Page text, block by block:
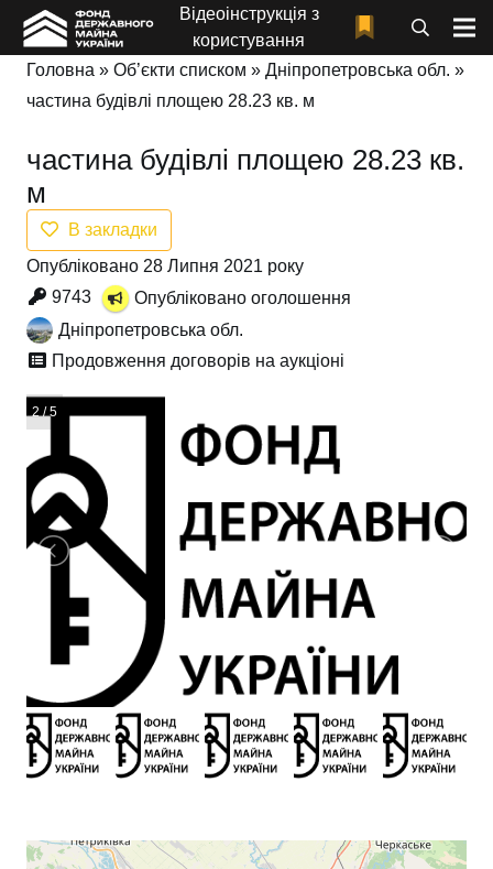
Відеоінструкція з
користування
Головна » Об’єкти списком » Дніпропетровська обл. »
частина будівлі площею 28.23 кв. м
частина будівлі площею 28.23 кв.
м
В закладки
Опубліковано 28 Липня 2021 року
9743
Опубліковано оголошення
Дніпропетровська обл.
Продовження договорів на аукціоні
3 / 5